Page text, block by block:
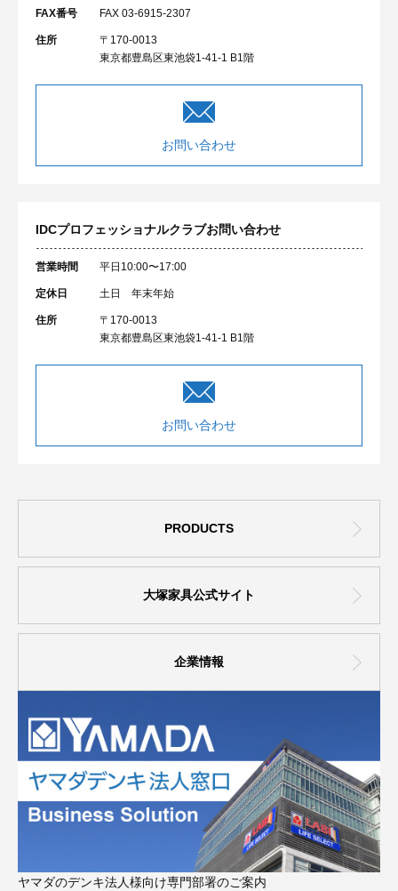
FAX番号 FAX 03-6915-2307
住所
〒170-0013
東京都豊島区東池袋1-41-1 B1階
お問い合わせ
IDCプロフェッショナルクラブお問い合わせ
営業時間 平日10:00〜17:00
定休日 土日 年末年始
住所
〒170-0013
東京都豊島区東池袋1-41-1 B1階
お問い合わせ
PRODUCTS
大塚家具公式サイト
企業情報
ヤマダのデンキ法人様向け専門部署のご案内